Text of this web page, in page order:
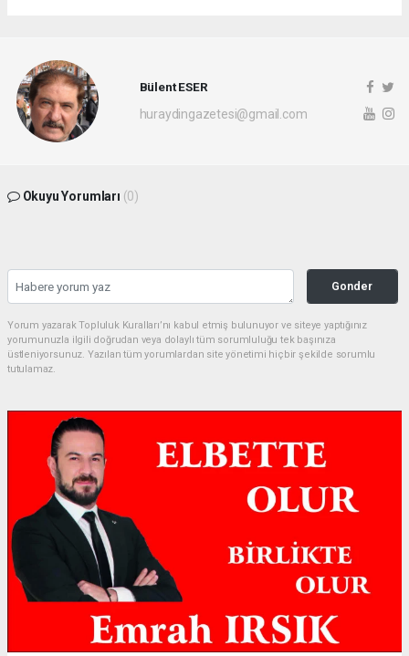
Bülent ESER
huraydingazetesi@gmail.com
Okuyu Yorumları (0)
Gonder
Yorum yazarak Topluluk Kuralları’nı kabul etmiş bulunuyor ve siteye yaptığınız
yorumunuzla ilgili doğrudan veya dolaylı tüm sorumluluğu tek başınıza
üstleniyorsunuz. Yazılan tüm yorumlardan site yönetimi hiçbir şekilde sorumlu
tutulamaz.